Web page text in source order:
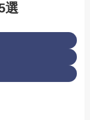
選